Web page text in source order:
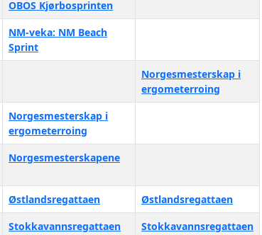
OBOS Kjørbosprinten
NM-veka: NM Beach
Sprint
Norgesmesterskap i
ergometerroing
Norgesmesterskap i
ergometerroing
Norgesmesterskapene
Østlandsregattaen
Østlandsregattaen
Stokkavannsregattaen Stokkavannsregattaen